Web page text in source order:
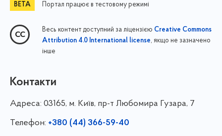
Портал працює в тестовому режимі
Весь контент доступний за ліцензією Creative Commons
Attribution 4.0 International license, якщо не зазначено
інше
Контакти
Адреса: 03165, м. Київ, пр-т Любомира Гузара, 7
Телефон: +380 (44) 366-59-40